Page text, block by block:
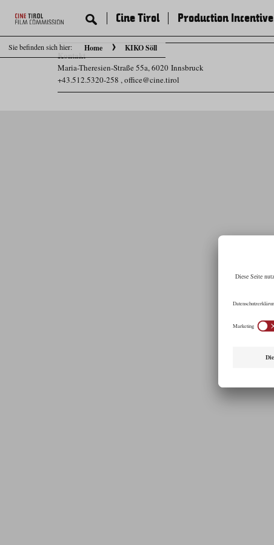
Sie befinden sich hier: Home KIKO Söll
Cine Tirol Production Incentive
Kontakt
Maria-Theresien-Straße 55a, 6020 Innsbruck
+43.512.5320-258 ,office@cine.tirol